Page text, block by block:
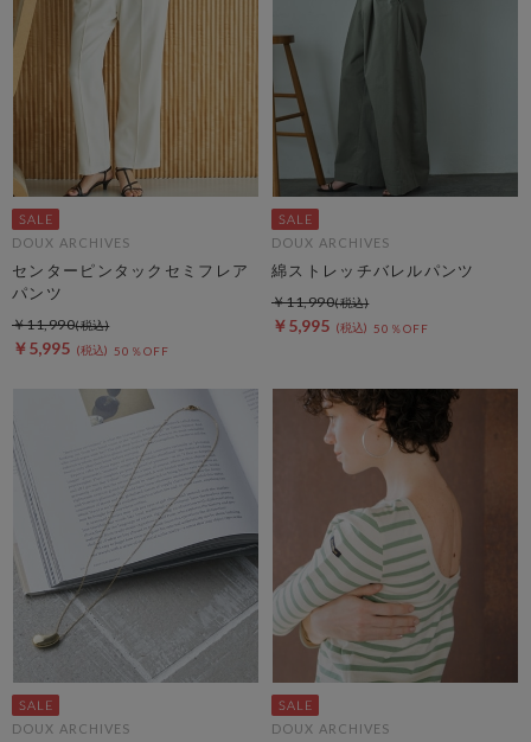
DOUX ARCHIVES
センターピンタックセミフレア
パンツ
￥5,995 50％OFF
￥11,990
DOUX ARCHIVES
綿ストレッチバレルパンツ
￥5,995 50％OFF
￥11,990
DOUX ARCHIVES DOUX ARCHIVES